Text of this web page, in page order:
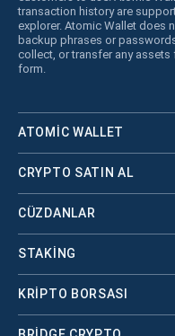
transaction history are
explorer. Atomic Wallet does
backup phrases or
collect, or transfer any
form.
ATOMIC WALLET
CRYPTO SATIN AL
CÜZDANLAR
STAKING
KRİPTO BORSASI